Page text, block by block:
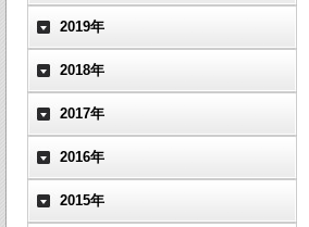
2019年
2018年
2017年
2016年
2015年